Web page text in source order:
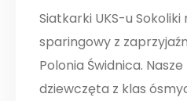
Siatkarki UKS-u
sparingowy z
Polonia Świdnica. Nasze
dziewczęta z klas